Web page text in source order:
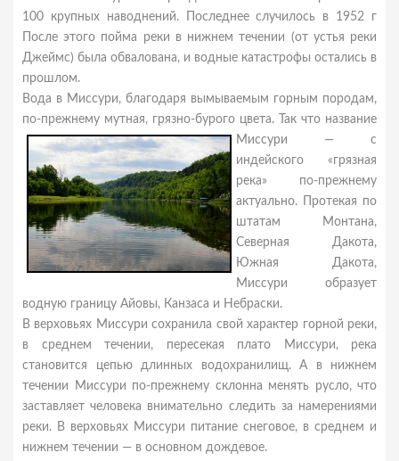
100 крупных наводнений. Последнее случилось в 1952 г
После этого пойма реки в нижнем течении (от устья реки
Джеймс) была обвалована, и водные катастрофы остались в
прошлом.
Вода в Миссури, благодаря вымываемым горным породам,
по-прежнему мутная, грязно-бурого цвета. Так что название
Миссури — с
индейского «грязная
река» по-прежнему
актуально. Протекая по
штатам Монтана,
Северная Дакота,
Южная Дакота,
Миссури образует
водную границу Айовы, Канзаса и Небраски.
В верховьях Миссури сохранила свой характер горной реки,
в среднем течении, пересекая плато Миссури, река
становится цепью длинных водохранилищ. А в нижнем
течении Миссури по-прежнему склонна менять русло, что
заставляет человека внимательно следить за намерениями
реки. В верховьях Миссури питание снеговое, в среднем и
нижнем течении — в основном дождевое.